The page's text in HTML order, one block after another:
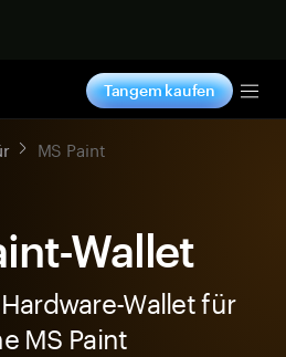
Tangem kaufen
MS Paint
Wallet
Wallet für
MS Paint